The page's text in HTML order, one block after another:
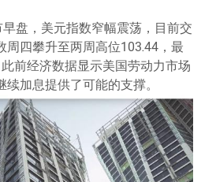
盘，美元指数窄幅震荡，目前交
周四攀升至两周高位103.44，最
前经济数据显示美国劳动力市场
加息提供了可能的支撑。